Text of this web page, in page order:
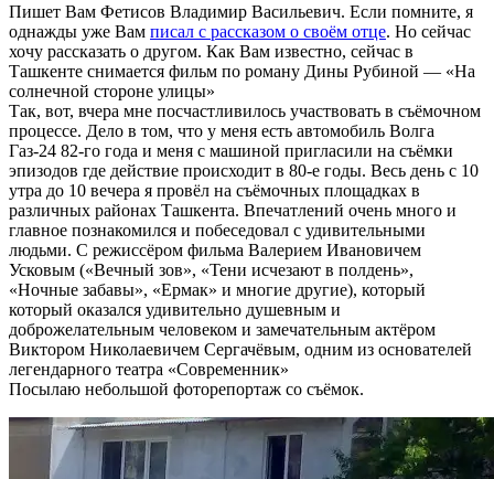
Пишет Вам Фетисов Владимир Васильевич. Если помните, я
однажды уже Вам писал с рассказом о своём отце. Но сейчас
хочу рассказать о другом. Как Вам известно, сейчас в
Ташкенте снимается фильм по роману Дины Рубиной — «На
солнечной стороне улицы»
Так, вот, вчера мне посчастливилось участвовать в съёмочном
процессе. Дело в том, что у меня есть автомобиль Волга
Газ-24 82-го года и меня с машиной пригласили на съёмки
эпизодов где действие происходит в 80-е годы. Весь день с 10
утра до 10 вечера я провёл на съёмочных площадках в
различных районах Ташкента. Впечатлений очень много и
главное познакомился и побеседовал с удивительными
людьми. С режиссёром фильма Валерием Ивановичем
Усковым («Вечный зов», «Тени исчезают в полдень»,
«Ночные забавы», «Ермак» и многие другие), который
который оказался удивительно душевным и
доброжелательным человеком и замечательным актёром
Виктором Николаевичем Сергачёвым, одним из основателей
легендарного театра «Современник»
Посылаю небольшой фоторепортаж со съёмок.